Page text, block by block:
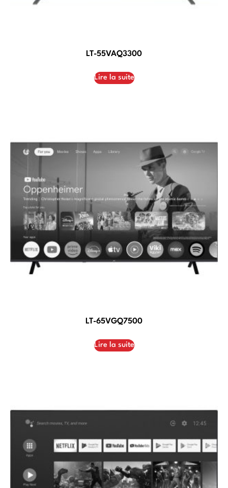
LT-55VAQ3300
Lire la suite
LT-65VGQ7500
Lire la suite